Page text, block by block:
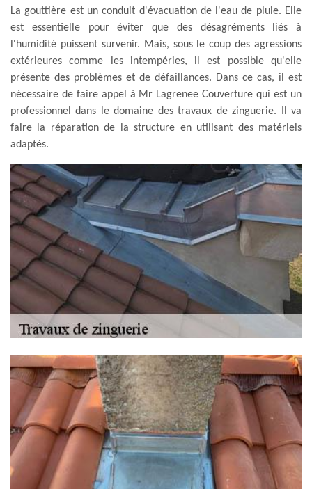
La gouttière est un conduit d'évacuation de l'eau de pluie. Elle
est essentielle pour éviter que des désagréments liés à
l'humidité puissent survenir. Mais, sous le coup des agressions
extérieures comme les intempéries, il est possible qu'elle
présente des problèmes et de défaillances. Dans ce cas, il est
nécessaire de faire appel à Mr Lagrenee Couverture qui est un
professionnel dans le domaine des travaux de zinguerie. Il va
faire la réparation de la structure en utilisant des matériels
adaptés.